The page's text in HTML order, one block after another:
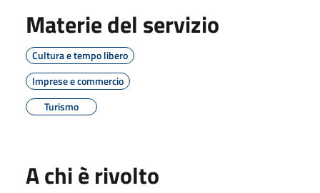
Materie del servizio
Cultura e tempo libero
Imprese e commercio
Turismo
A chi è rivolto